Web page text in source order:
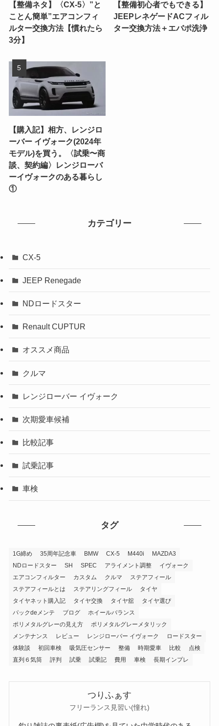
【整備ネタ】〈CX-5〉”と
ことん簡単”エアコンフィ
ルター交換方法【慣れたら
3分】
【整備初心者でもできる】
JEEPレネゲードACフィル
ター交換方法＋エバポ洗浄
【購入記】相方、レンジロ
ーバー イヴォーク(2024年
モデル)を買う。〈試乗〜商
談、契約編〉レンジローバ
ーイヴォークのある暮らし
①
カテゴリー
CX-5
JEEP Renegade
NDロードスター
Renault CUPTUR
オススメ商品
クルマ
レンジローバー イヴォーク
次期愛車候補
比較記事
試乗記事
車検
タグ
1G締め 35周年記念車 BMW CX-5 M440i
MAZDA3
NDロードスター
SH SPEC アライメント調整
イヴォーク
エアコンフィルター
カスタム クルマ
ステアフィール
ステアフィールとは
ステアリングフィール
タイヤ
タイヤネット購入記
タイヤ交換 タイヤ舘
タイヤ選び
パックdeメンテ
ブログ
ホイールバランス
ポリメタルグレーの見え方
ポリメタルグレーメタリック
メンテナンス
レビュー レンジローバー イヴォーク
ロードスター
体験談
初回車検 吸気圧センサー 整備 時期愛車 比較
点検
直列６気筒
評判 試乗 試乗記 費用 車検 長期インプレ
つりふぁす
フリーランス見習い(憧れ)